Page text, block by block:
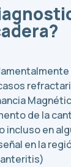
de la
incluso en
en la